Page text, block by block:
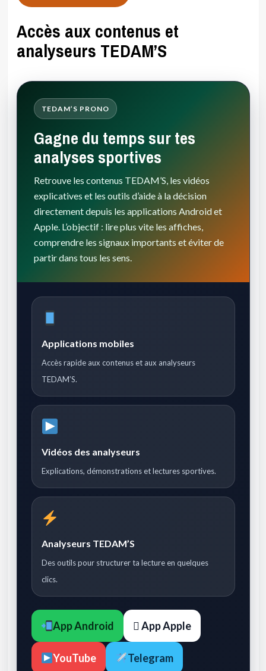
Accès aux contenus et
analyseurs TEDAM’S
TEDAM’S PRONO
Gagne du temps sur tes
analyses sportives
Retrouve les contenus TEDAM’S, les vidéos
explicatives et les outils d’aide à la décision
directement depuis les applications Android et
Apple. L’objectif : lire plus vite les affiches,
comprendre les signaux importants et éviter de
partir dans tous les sens.
Applications mobiles
Accès rapide aux contenus et aux analyseurs
TEDAM’S.
Vidéos des analyseurs
Explications, démonstrations et lectures sportives.
Analyseurs TEDAM’S
Des outils pour structurer ta lecture en quelques
clics.
App Android  App Apple
YouTube Telegram